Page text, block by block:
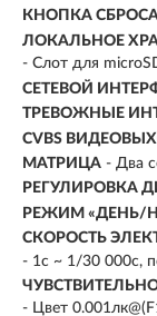
КНОПКА
ЛОКАЛЬНОЕ
- Слот для
СЕТЕВОЙ
ТРЕВОЖНЫЕ
CVBS
МАТРИЦА - Два
РЕГУЛИРОВКА
РЕЖИМ «ДЕНЬ/
СКОРОСТЬ
- 1с ~ 1/30 000с,
- Цвет